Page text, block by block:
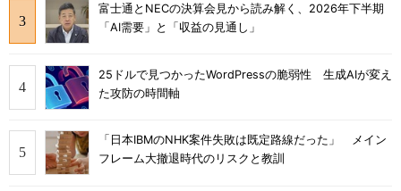
富士通とNECの決算会見から読み解く、2026年下半期
「AI需要」と「収益の見通し」
25ドルで見つかったWordPressの脆弱性 生成AIが変え
た攻防の時間軸
「日本IBMのNHK案件失敗は既定路線だった」 メイン
フレーム大撤退時代のリスクと教訓